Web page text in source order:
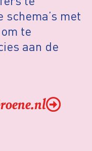
schema’s met
te
aan de